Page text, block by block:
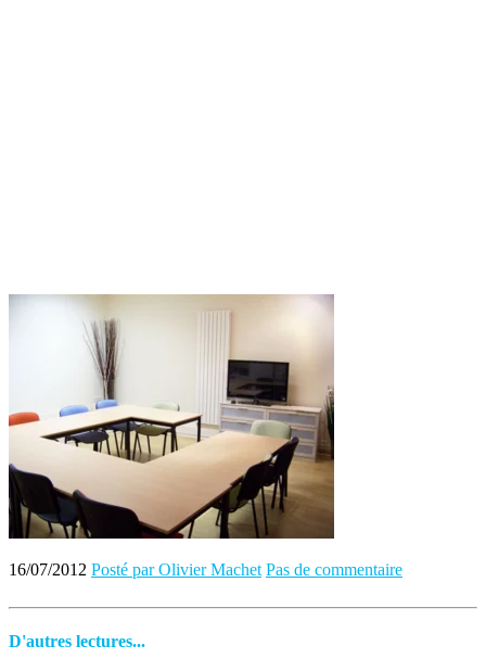
16/07/2012 Posté par Olivier Machet Pas de commentaire
D'autres lectures...